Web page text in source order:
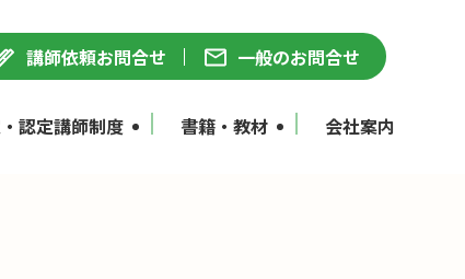
講師依頼お問合せ 一般のお問合せ
認定講師制度 書籍・教材 会社案内